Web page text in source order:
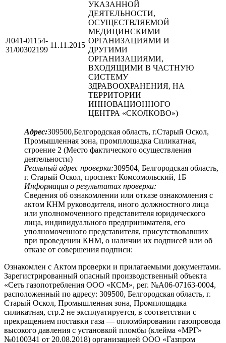
Л041-01154-
31/00302199
11.11.2015
УКАЗАННОЙ
ДЕЯТЕЛЬНОСТИ,
ОСУЩЕСТВЛЯЕМОЙ
МЕДИЦИНСКИМИ
ОРГАНИЗАЦИЯМИ И
ДРУГИМИ
ОРГАНИЗАЦИЯМИ,
ВХОДЯЩИМИ В ЧАСТНУЮ
СИСТЕМУ
ЗДРАВООХРАНЕНИЯ, НА
ТЕРРИТОРИИ
ИННОВАЦИОННОГО
ЦЕНТРА «СКОЛКОВО»)
Адрес:309500,Белгородская область, г.Старый Оскол,
Промышленная зона, промплощадка Силикатная,
строение 2 (Место фактического осуществления
деятельности)
Реальный адрес проверки:309504, Белгородская область,
г. Старый Оскол, проспект Комсомольский, 1Б
Информация о результатах проверки:
Сведения об ознакомлении или отказе ознакомления с
актом КНМ руководителя, иного должностного лица
или уполномоченного представителя юридического
лица, индивидуального предпринимателя, его
уполномоченного представителя, присутствовавших
при проведении КНМ, о наличии их подписей или об
отказе от совершения подписи:
Ознакомлен с Актом проверки и прилагаемыми документами.
Зарегистрированный опасный производственный объекта
«Сеть газопотребления ООО «КСМ», рег. №А06-07163-0004,
расположенный по адресу: 309500, Белгородская область, г.
Старый Оскол, Промышленная зона, Промплощадка
силикатная, стр.2 не эксплуатируется, в соответствии с
прекращением поставки газа — опломбировании газопровода
высокого давления с установкой пломбы (клейма «МРГ»
№0100341 от 20.08.2018) организацией ООО «Газпром